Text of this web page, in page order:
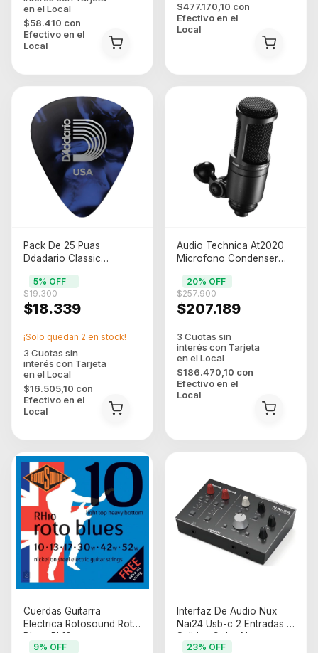
$58.410 con
Efectivo en el
Local
$477.170,10 con
Efectivo en el
Local
Pack De 25 Puas
Ddadario Classic
Celuloide Azul De 70mm
Azul Mediano
$18.339
$19.300
5% OFF
$16.505,10 con
Efectivo en el
Local
¡Solo quedan 2 en stock!
Audio Technica At2020
Microfono Condenser
Negro
$207.189
$257.900
20% OFF
$186.470,10 con
Efectivo en el
Local
Cuerdas Guitarra
Electrica Rotosound Roto
Blues Rh10
9% OFF
Interfaz De Audio Nux
Nai24 Usb-c 2 Entradas 4
Salidas Color Negro
23% OFF